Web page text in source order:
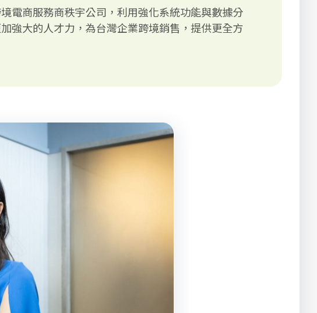
電商服務商秩宇公司，利用強化系統功能與數據分
強大的人才力，為台灣企業跨境銷售，提供更全方